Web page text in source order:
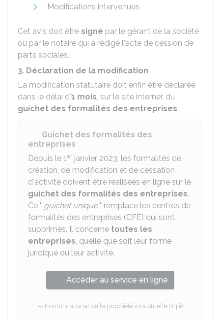
Modifications intervenues
Cet avis doit être signé par le gérant de la société
ou par le notaire qui a rédigé l'acte de cession de
parts sociales.
3. Déclaration de la modification
La modification statutaire doit enfin être déclarée
dans le délai d'1 mois, sur le site internet du
guichet des formalités des entreprises :
Guichet des formalités des
entreprises
Depuis le 1er janvier 2023, les formalités de
création, de modification et de cessation
d'activité doivent être réalisées en ligne sur le
guichet des formalités des entreprises.
Ce " guichet unique" remplace les centres de
formalités des entreprises (CFE) qui sont
supprimés. Il concerne toutes les
entreprises, quelle que soit leur forme
juridique ou leur activité.
Accéder au service en ligne
Institut national de la propriété industrielle (Inpi)